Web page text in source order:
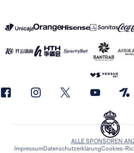
ALLE SPONSOREN
ImpressumDatenschutzerklärungCookies-